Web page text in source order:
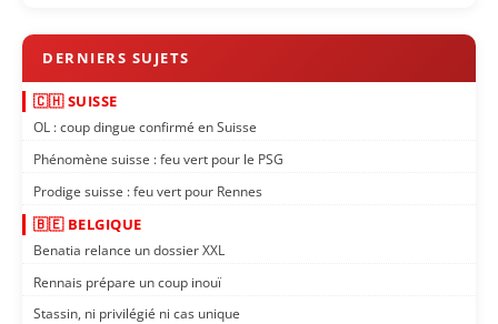
🇨🇭 SUISSE
OL : coup dingue confirmé en Suisse
Phénomène suisse : feu vert pour le PSG
Prodige suisse : feu vert pour Rennes
🇧🇪 BELGIQUE
Benatia relance un dossier XXL
Rennais prépare un coup inouï
Stassin, ni privilégié ni cas unique